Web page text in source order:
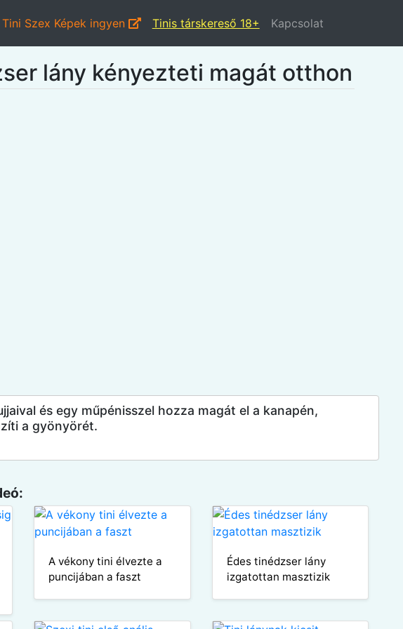
Tini Szex Képek ingyen Tinis társkereső 18+ Kapcsolat
lány kényezteti magát otthon
és egy műpénisszel hozza magát el a kanapén,
a gyönyörét.
A vékony tini élvezte a
puncijában a faszt
Édes tinédzser lány
izgatottan masztizik